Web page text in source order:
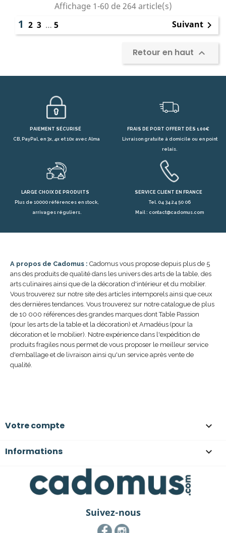
Affichage 1-60 de 264 article(s)
1 2 3 … 5 Suivant 
Retour en haut 
PAIEMENT SÉCURISÉ
CB, PayPal, en 3x, 4x et 10x avec Alma
FRAIS DE PORT OFFERT DÈS 100€
Livraison gratuite à domicile ou en point
relais.
LARGE CHOIX DE PRODUITS
Plus de 10000 références en stock,
arrivages réguliers.
SERVICE CLIENT EN FRANCE
Tel. 04 34 24 50 06
Mail : contact@cadomus.com
A propos de Cadomus : Cadomus vous propose depuis plus de 5
ans des produits de qualité dans les univers des arts de la table, des
arts culinaires ainsi que de la décoration d'intérieur et du mobilier.
Vous trouverez sur notre site des articles intemporels ainsi que ceux
des dernières tendances. Vous trouverez sur notre catalogue de plus
de 10 000 références des grandes marques dont Table Passion
(pour les arts de la table et la décoration) et Amadéus (pour la
décoration et le mobilier). Notre expérience dans l'expédition de
produits fragiles nous permet de vous proposer le meilleur service
d'emballage et de livraison ainsi qu'un service après vente de
qualité.
Votre compte 
Informations 
Suivez-nous